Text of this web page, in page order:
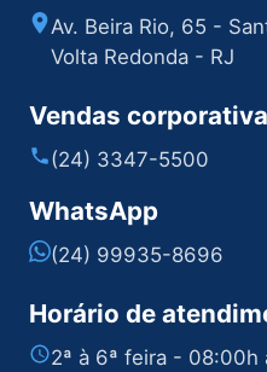
Av. Beira Rio, 65 -
Volta Redonda - RJ
Vendas
(24) 3347-5500
WhatsApp
(24) 99935-8696
Horário de
2ª à 6ª feira - 08:00h